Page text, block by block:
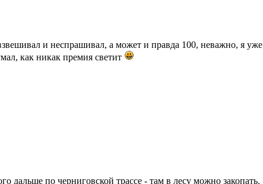
и неспрашивал, а может и правда 100, неважно, я уже
как никак премия светит
дальше по черниговской трассе - там в лесу можно закопать.